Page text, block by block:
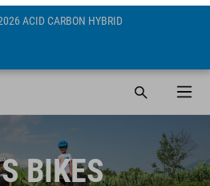
2026 ACID CARBON HYBRID
BIKES